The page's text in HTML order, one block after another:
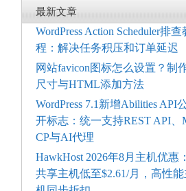
最新文章
WordPress Action Scheduler排查
程：解决任务积压和订单延迟
网站favicon图标怎么设置？制
尺寸与HTML添加方法
WordPress 7.1新增Abilities API
开标志：统一支持REST API、
CP与AI代理
HawkHost 2026年8月主机优惠：
共享主机低至$2.61/月，高性能